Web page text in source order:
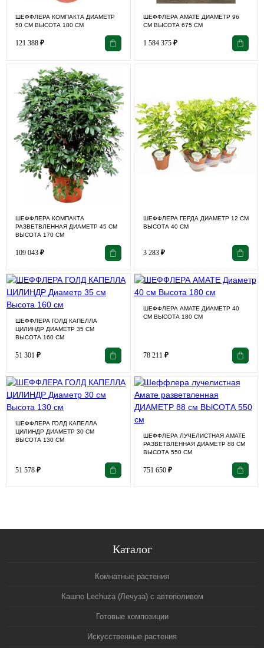
ШЕФФЛЕРА КОМПАКТА ДИАМЕТР
50 СМ ВЫСОТА 180 СМ
121 388 ₽
ШЕФФЛЕРА АМАТЕ ДИАМЕТР 96
СМ ВЫСОТА 675 СМ
1 584 375 ₽
ШЕФФЛЕРА КОМПАКТА
РАЗВЕТВЛЕННАЯ ДИАМЕТР 45 СМ
ВЫСОТА 170 СМ
109 043 ₽
ШЕФФЛЕРА ГЕРДА ДИАМЕТР 12 СМ
ВЫСОТА 40 СМ
3 283 ₽
ШЕФФЛЕРА ГОЛД КАПЕЛЛА
ЦИЛИНДР ДИАМЕТР 35 СМ
ВЫСОТА 160 СМ
51 301 ₽
ШЕФФЛЕРА АМАТЕ ДИАМЕТР 40
СМ ВЫСОТА 180 СМ
78 211 ₽
ШЕФФЛЕРА ГОЛД КАПЕЛЛА
ЦИЛИНДР ДИАМЕТР 30 СМ
ВЫСОТА 130 СМ
51 578 ₽
ШЕФФЛЕРА ЛУЧЕЛИСТНАЯ АМАТЕ
РАЗВЕТВЛЕННАЯ ДИАМЕТР 88 СМ
ВЫСОТА 550 СМ
751 650 ₽
Каталог
Комнатные растения
Кашпо Lechuza (Лечуза) с автополивом
Готовые композиции
Искусственные растения